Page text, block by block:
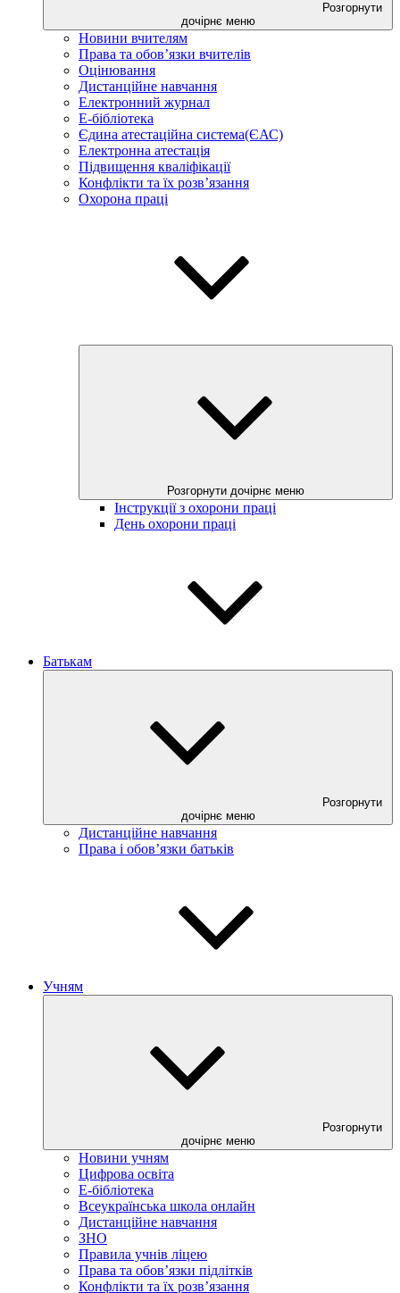
Розгорнути
дочірнє меню
Новини вчителям
Права та обов’язки вчителів
Оцінювання
Дистанційне навчання
Електронний журнал
E-бібліотека
Єдина атестаційна система(ЄАС)
Електронна атестація
Підвищення кваліфікації
Конфлікти та їх розв’язання
Охорона праці
Розгорнути дочірнє меню
Інструкції з охорони праці
День охорони праці
Батькам
Розгорнути
дочірнє меню
Дистанційне навчання
Права і обов’язки батьків
Учням
Розгорнути
дочірнє меню
Новини учням
Цифрова освіта
E-бібліотека
Всеукраїнська школа онлайн
Дистанційне навчання
ЗНО
Правила учнів ліцею
Права та обов’язки підлітків
Конфлікти та їх розв’язання